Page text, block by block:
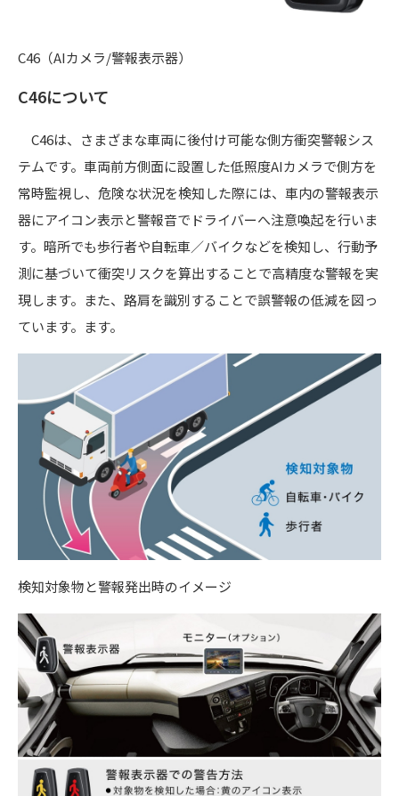
C46（AIカメラ/警報表示器）
C46について
C46は、さまざまな車両に後付け可能な側方衝突警報シス
テムです。車両前方側面に設置した低照度AIカメラで側方を
常時監視し、危険な状況を検知した際には、車内の警報表示
器にアイコン表示と警報音でドライバーへ注意喚起を行いま
す。暗所でも歩行者や自転車／バイクなどを検知し、行動予
測に基づいて衝突リスクを算出することで高精度な警報を実
現します。また、路肩を識別することで誤警報の低減を図っ
ています。ます。
検知対象物と警報発出時のイメージ